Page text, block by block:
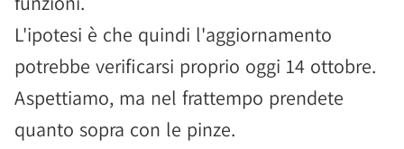
L'ipotesi è che quindi l'aggiornamento
potrebbe verificarsi proprio oggi 14 ottobre.
Aspettiamo, ma nel frattempo prendete
quanto sopra con le pinze.